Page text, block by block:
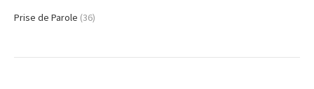
Prise de Parole (36)